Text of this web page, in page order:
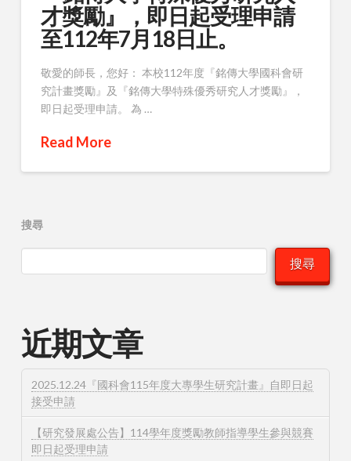
才獎勵』，即日起受理申請
至112年7月18日止。
敬愛的師長，您好： 本校112年度『銘傳大學國科會研
究計畫獎勵』及『銘傳大學特殊優秀研究人才獎勵』，
即日起受理申請。 為 …
Read More
搜尋
搜尋
近期文章
2025.12.24『國科會115年度大專學生研究計畫』自即日起
接受申請
【研究發展處公告】114學年度獎勵教師指導學生參與競賽
即日起受理申請